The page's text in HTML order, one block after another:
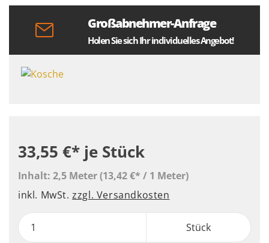
Großabnehmer-Anfrage
Holen Sie sich Ihr individuelles Angebot!
33,55 €* je Stück
Inhalt: 2,5 Meter(13,42 €* / 1 Meter)
inkl. MwSt.zzgl. Versandkosten
Stück